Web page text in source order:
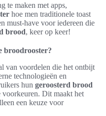
te maken met apps,
hoe men traditionele toast
must-have voor iedereen die
brood, keer op keer!
broodrooster?
van voordelen die het ontbijt
technologieën en
hun geroosterd brood
voorkeuren. Dit maakt het
een keuze voor